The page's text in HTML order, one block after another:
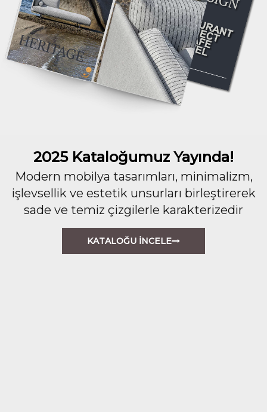
2025 Kataloğumuz Yayında!
Modern mobilya tasarımları, minimalizm,
işlevsellik ve estetik unsurları birleştirerek
sade ve temiz çizgilerle karakterizedir
KATALOĞU İNCELE